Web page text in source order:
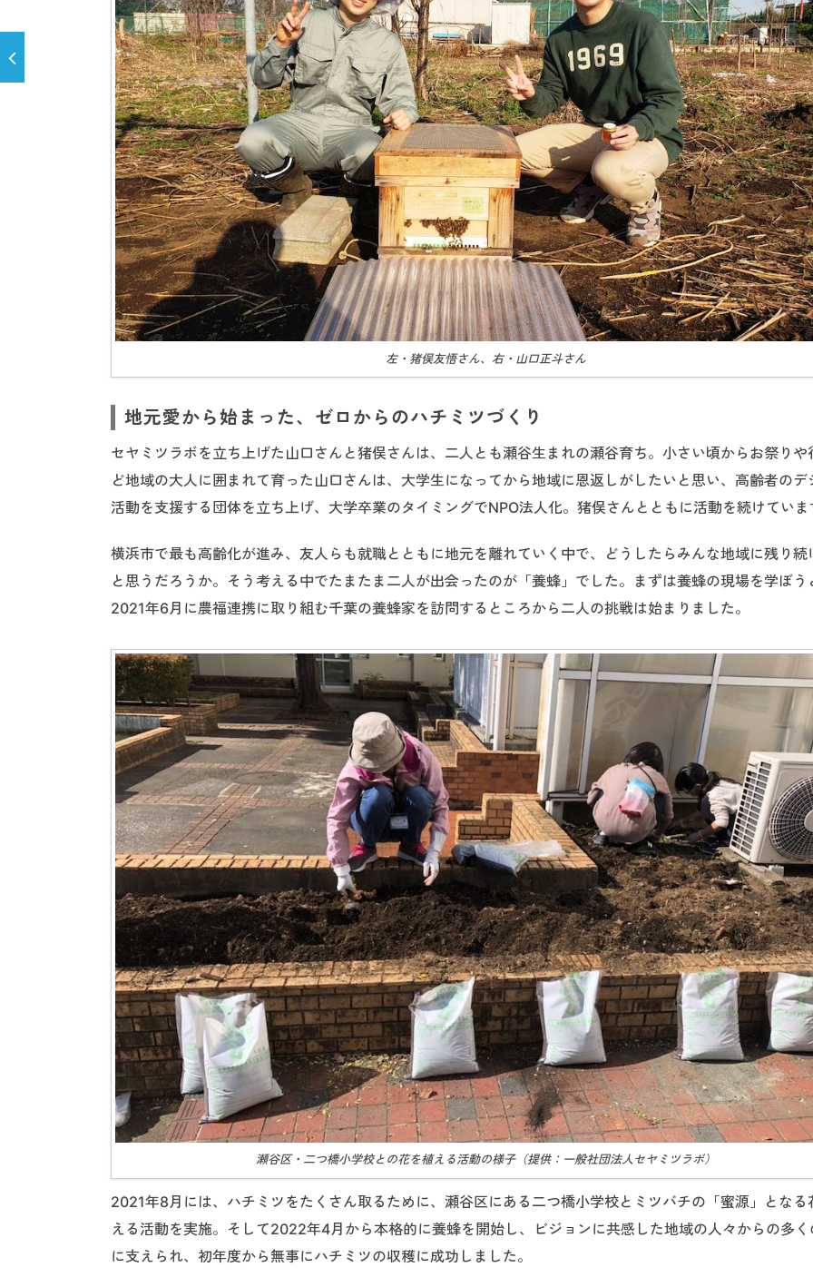
左・猪俣友悟さん、右・山口正斗さん
地元愛から始まった、ゼロからのハチミツづくり
セヤミツラボを立ち上げた山口さんと猪俣さんは、二人とも瀬谷生まれの瀬谷育ち。小さい頃からお祭りや
ど地域の大人に囲まれて育った山口さんは、大学生になってから地域に恩返しがしたいと思い、高齢者のデ
活動を支援する団体を立ち上げ、大学卒業のタイミングでNPO法人化。猪俣さんとともに活動を続けていま
横浜市で最も高齢化が進み、友人らも就職とともに地元を離れていく中で、どうしたらみんな地域に残り続
と思うだろうか。そう考える中でたまたま二人が出会ったのが「養蜂」でした。まずは養蜂の現場を学ぼう
2021年6月に農福連携に取り組む千葉の養蜂家を訪問するところから二人の挑戦は始まりました。
瀬谷区・二つ橋小学校との花を植える活動の様子（提供：一般社団法人セヤミツラボ）
2021年8月には、ハチミツをたくさん取るために、瀬谷区にある二つ橋小学校とミツバチの「蜜源」となる
える活動を実施。そして2022年4月から本格的に養蜂を開始し、ビジョンに共感した地域の人々からの多
に支えられ、初年度から無事にハチミツの収穫に成功しました。